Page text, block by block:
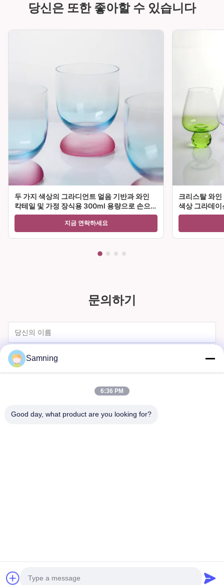
당신은 또한 좋아할 수 있습니다
두 가지 색상의 그라디언트 얼음 기반과 와인
칵테일 및 가정 장식용 300ml 용량으로 손으로
불린 크리스탈 와인 유리 잔
지금 연락하세요
크리스탈 와
색상 그라데이
티 및 선물에
문의하기
© 2026 Xi'An Daxi Houseware Co., Ltd. All Rights Reserved.
Samning
6:36 PM
Good day, what product are you looking for?